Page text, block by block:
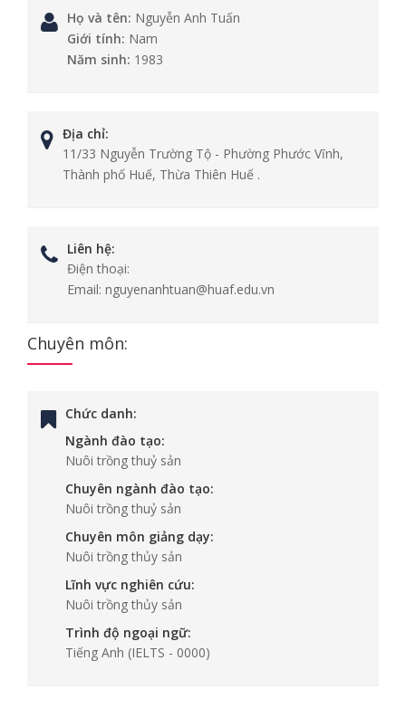
Họ và tên: Nguyễn Anh Tuấn
Giới tính: Nam
Năm sinh: 1983
Địa chỉ:
11/33 Nguyễn Trường Tộ - Phường Phước Vĩnh,
Thành phố Huế, Thừa Thiên Huế .
Liên hệ:
Điện thoại:
Email: nguyenanhtuan@huaf.edu.vn
Chuyên môn:
Chức danh:
Ngành đào tạo:
Nuôi trồng thuỷ sản
Chuyên ngành đào tạo:
Nuôi trồng thuỷ sản
Chuyên môn giảng dạy:
Nuôi trồng thủy sản
Lĩnh vực nghiên cứu:
Nuôi trồng thủy sản
Trình độ ngoại ngữ:
Tiếng Anh (IELTS - 0000)